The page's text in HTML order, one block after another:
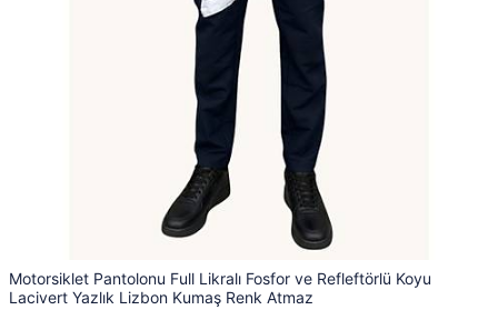
Motorsiklet Pantolonu Full Likralı Fosfor ve Refleftörlü Koyu
Lacivert Yazlık Lizbon Kumaş Renk Atmaz